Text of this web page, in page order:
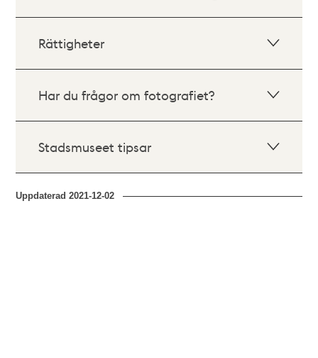
Rättigheter
Har du frågor om fotografiet?
Stadsmuseet tipsar
Uppdaterad2021-12-02